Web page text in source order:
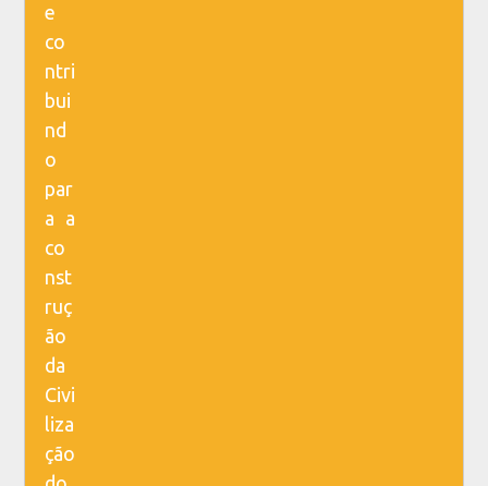
e
co
ntri
bui
nd
o
par
a a
co
nst
ruç
ão
da
Civi
liza
ção